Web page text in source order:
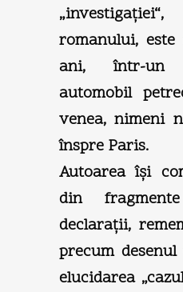
romanului, este
ani, într-un
automobil
venea, nimeni
înspre Paris.
Autoarea îşi
din
declaraţii,
precum
elucidarea